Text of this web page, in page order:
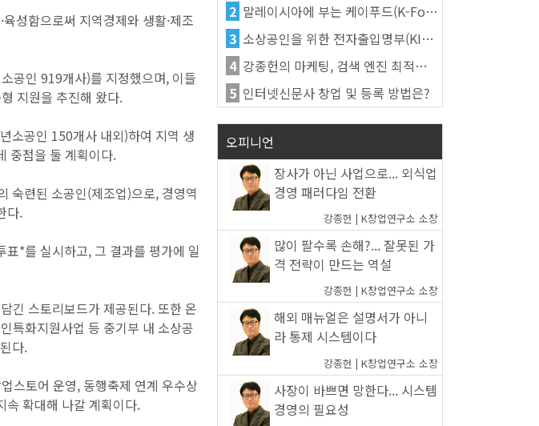
성함으로써 지역경제와 생활·제조
공인 919개사)를 지정했으며, 이들
지원을 추진해 왔다.
소공인 150개사 내외)하여 지역 생
중점을 둘 계획이다.
숙련된 소공인(제조업)으로, 경영역
다.
*를 실시하고, 그 결과를 평가에 일
긴 스토리보드가 제공된다. 또한 온
특화지원사업 등 중기부 내 소상공
다.
스토어 운영, 동행축제 연계 우수상
속 확대해 나갈 계획이다.
2 말레이시아에 부는 케이푸드(K-Food) 열풍, 김치가 이어간다
3 소상공인을 위한 전자출입명부(KI-Pass)를 활용한다
4 강종헌의 마케팅, 검색 엔진 최적화(SEO, Search Engine Optimization)란
5 인터넷신문사 창업 및 등록 방법은?
오피니언
장사가 아닌 사업으로... 외식업
경영 패러다임 전환
강종헌 | K창업연구소 소장
많이 팔수록 손해?... 잘못된 가
격 전략이 만드는 역설
강종헌 | K창업연구소 소장
해외 매뉴얼은 설명서가 아니
라 통제 시스템이다
강종헌 | K창업연구소 소장
사장이 바쁘면 망한다... 시스템
경영의 필요성